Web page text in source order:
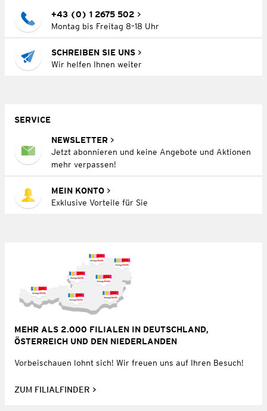
+43 (0) 1 2675 502
Montag bis Freitag 8–18 Uhr
SCHREIBEN SIE UNS
Wir helfen Ihnen weiter
SERVICE
NEWSLETTER
Jetzt abonnieren und keine Angebote und Aktionen
mehr verpassen!
MEIN KONTO
Exklusive Vorteile für Sie
MEHR ALS 2.000 FILIALEN IN DEUTSCHLAND,
ÖSTERREICH UND DEN NIEDERLANDEN
Vorbeischauen lohnt sich! Wir freuen uns auf Ihren Besuch!
ZUM FILIALFINDER